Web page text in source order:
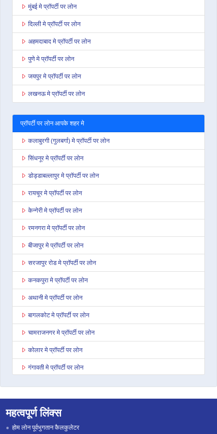
मुंबई मे प्रॉपर्टी पर लोन
दिल्ली मे प्रॉपर्टी पर लोन
अहमदाबाद मे प्रॉपर्टी पर लोन
पुणे मे प्रॉपर्टी पर लोन
जयपुर मे प्रॉपर्टी पर लोन
लखनऊ मे प्रॉपर्टी पर लोन
प्रॉपर्टी पर लोन आपके शहर मे
कलाबुरगी (गुलबर्गा) मे प्रॉपर्टी पर लोन
सिंधनूर मे प्रॉपर्टी पर लोन
डोड्डाबल्लापुर मे प्रॉपर्टी पर लोन
रायचूर मे प्रॉपर्टी पर लोन
केन्गेरी मे प्रॉपर्टी पर लोन
रमनगरा मे प्रॉपर्टी पर लोन
बीजापुर मे प्रॉपर्टी पर लोन
सरजापुर रोड मे प्रॉपर्टी पर लोन
कनकपुरा मे प्रॉपर्टी पर लोन
अथानी मे प्रॉपर्टी पर लोन
बागलकोट मे प्रॉपर्टी पर लोन
चामराजनगर मे प्रॉपर्टी पर लोन
कोलार मे प्रॉपर्टी पर लोन
गंगावती मे प्रॉपर्टी पर लोन
अनेकल मे प्रॉपर्टी पर लोन
महत्वपूर्ण लिंक्स
होम लोन पूर्वभुगतान कैलकुलेटर